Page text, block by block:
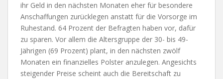
ihr Geld in den nächsten Monaten eher für besondere
Anschaffungen zurücklegen anstatt für die Vorsorge im
Ruhestand. 64 Prozent der Befragten haben vor, dafür
zu sparen. Vor allem die Altersgruppe der 30- bis 49-
Jährigen (69 Prozent) plant, in den nächsten zwölf
Monaten ein finanzielles Polster anzulegen. Angesichts
steigender Preise scheint auch die Bereitschaft zu